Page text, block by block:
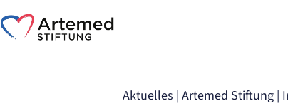
Aktuelles | Artemed Stiftung |